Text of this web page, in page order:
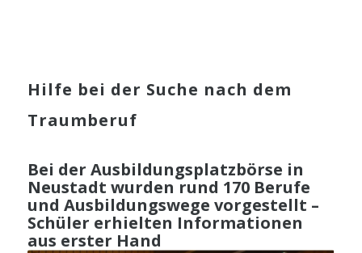
Hilfe bei der Suche nach dem
Traumberuf
Bei der Ausbildungsplatzbörse in
Neustadt wurden rund 170 Berufe
und Ausbildungswege vorgestellt –
Schüler erhielten Informationen
aus erster Hand